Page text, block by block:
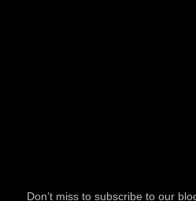
Don’t miss to subscribe to our